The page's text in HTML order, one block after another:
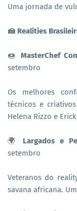
Uma jornada de
🍰 Realities
🍩 MasterChef
setembro
Os melhores
técnicos e
Helena Rizzo e
🌍 Largados e
setembro
Veteranos do
savana africana.